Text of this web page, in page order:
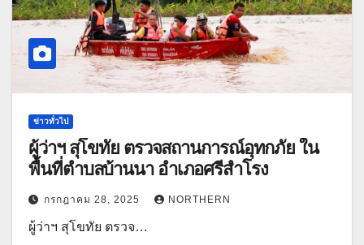
ข่าวทั่วไป
ผู้ว่าฯ สุโขทัย ตรวจสถานการณ์อุทกภัย ใน
พื้นที่ตำบลบ้านนา อำเภอศรีสำโรง
กรกฎาคม 28, 2025 NORTHERN
ผู้ว่าฯ สุโขทัย ตรวจ…